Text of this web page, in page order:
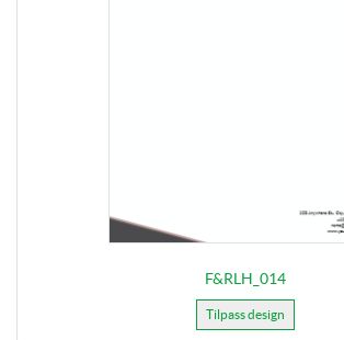
F&RLH_014
Tilpass design